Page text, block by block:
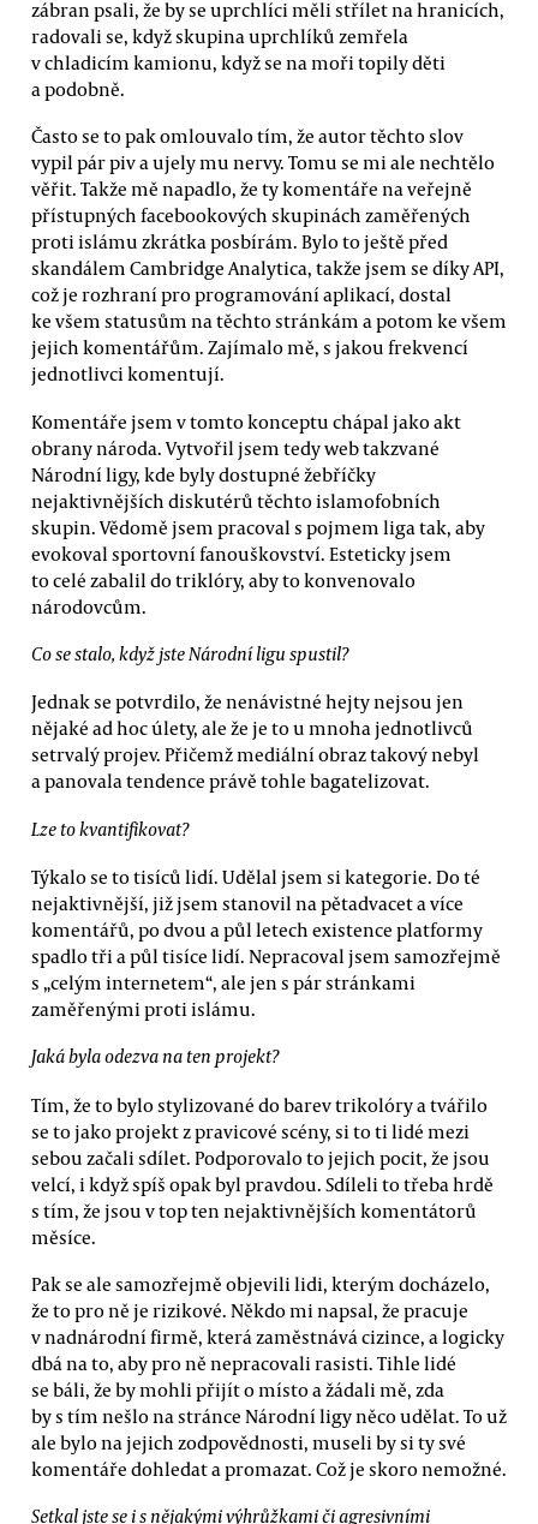
zábran psali, že by se uprchlíci měli střílet na hranicích,
radovali se, když skupina uprchlíků zemřela
v chladicím kamionu, když se na moři topily děti
a podobně.
Často se to pak omlouvalo tím, že autor těchto slov
vypil pár piv a ujely mu nervy. Tomu se mi ale nechtělo
věřit. Takže mě napadlo, že ty komentáře na veřejně
přístupných facebookových skupinách zaměřených
proti islámu zkrátka posbírám. Bylo to ještě před
skandálem Cambridge Analytica, takže jsem se díky API,
což je rozhraní pro programování aplikací, dostal
ke všem statusům na těchto stránkám a potom ke všem
jejich komentářům. Zajímalo mě, s jakou frekvencí
jednotlivci komentují.
Komentáře jsem v tomto konceptu chápal jako akt
obrany národa. Vytvořil jsem tedy web takzvané
Národní ligy, kde byly dostupné žebříčky
nejaktivnějších diskutérů těchto islamofobních
skupin. Vědomě jsem pracoval s pojmem liga tak, aby
evokoval sportovní fanouškovství. Esteticky jsem
to celé zabalil do triklóry, aby to konvenovalo
národovcům.
Co se stalo, když jste Národní ligu spustil?
Jednak se potvrdilo, že nenávistné hejty nejsou jen
nějaké ad hoc úlety, ale že je to u mnoha jednotlivců
setrvalý projev. Přičemž mediální obraz takový nebyl
a panovala tendence právě tohle bagatelizovat.
Lze to kvantifikovat?
Týkalo se to tisíců lidí. Udělal jsem si kategorie. Do té
nejaktivnější, již jsem stanovil na pětadvacet a více
komentářů, po dvou a půl letech existence platformy
spadlo tři a půl tisíce lidí. Nepracoval jsem samozřejmě
s „celým internetem“, ale jen s pár stránkami
zaměřenými proti islámu.
Jaká byla odezva na ten projekt?
Tím, že to bylo stylizované do barev trikolóry a tvářilo
se to jako projekt z pravicové scény, si to ti lidé mezi
sebou začali sdílet. Podporovalo to jejich pocit, že jsou
velcí, i když spíš opak byl pravdou. Sdíleli to třeba hrdě
s tím, že jsou v top ten nejaktivnějších komentátorů
měsíce.
Pak se ale samozřejmě objevili lidi, kterým docházelo,
že to pro ně je rizikové. Někdo mi napsal, že pracuje
v nadnárodní firmě, která zaměstnává cizince, a logicky
dbá na to, aby pro ně nepracovali rasisti. Tihle lidé
se báli, že by mohli přijít o místo a žádali mě, zda
by s tím nešlo na stránce Národní ligy něco udělat. To už
ale bylo na jejich zodpovědnosti, museli by si ty své
komentáře dohledat a promazat. Což je skoro nemožné.
Setkal jste se i s nějakými výhrůžkami či agresivními